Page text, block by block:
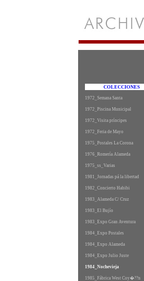
COLECCIONES
1972_Semana Santa
1972_Piscina Municipal
1972_Visita príncipes
1972_Feria de Mayo
1975_Postales La Corona
1976_Romería Alameda
1975_ss_Varias
1981_Jornadas pá la libertad
1982_Concierto Habibi
1983_Alameda C/ Cruz
1983_El Bujío
1983_Expo Gran Aventura
1984_Expo Postales
1984_Expo Alameda
1984_Expo Julio Juste
1984_Nochevieja
1985_Fábrica West Coy�??n